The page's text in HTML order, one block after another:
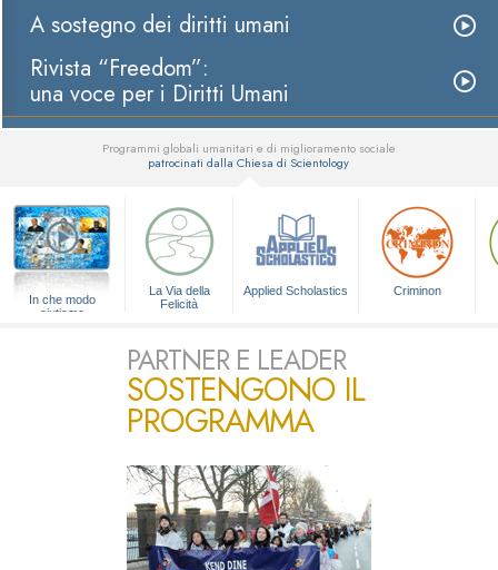
A sostegno dei diritti umani
Rivista “Freedom”:
una voce per i Diritti Umani
Programmi globali umanitari e di miglioramento sociale
patrocinati dalla Chiesa di Scientology
In che modo
aiutiamo
La Via della
Felicità
Applied Scholastics Criminon
PARTNER E LEADER
SOSTENGONO IL
PROGRAMMA